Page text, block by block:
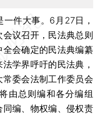
一件大事。6月27日，
议召开，民法典总则
会确定的民法典编纂
学界呼吁的民法典，
委会法制工作委员会
由总则编和各分编组
编、物权编、侵权责